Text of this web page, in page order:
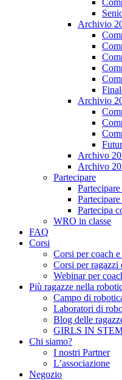
Archivio
Archivio
Archivo
Archivo
Partecipare
Partecipa
WRO in classe
FAQ
Corsi
Corsi per coach
Corsi per ragazzi
Webinar per
Più ragazze nella
Campo di
Laboratori di
Blog delle
GIRLS IN
Chi siamo?
I nostri Partner
L’associazione
Negozio